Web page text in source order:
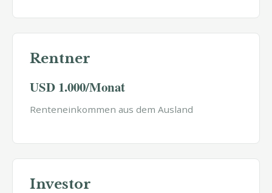
Rentner
USD 1.000/Monat
Renteneinkommen aus dem Ausland
Investor